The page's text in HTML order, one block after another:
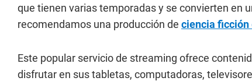
que tienen varias temporadas y se convierten en
recomendamos una producción de ciencia ficción
Este popular servicio de streaming ofrece
disfrutar en sus tabletas, computadoras,